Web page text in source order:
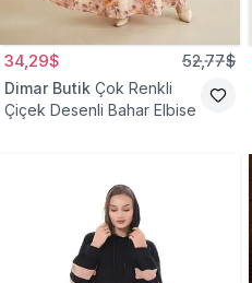
34,29$ 52,77$
Dimar Butik Çok Renkli
Çiçek Desenli Bahar Elbise